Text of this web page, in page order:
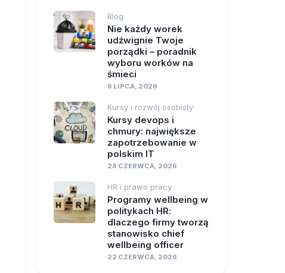
Blog
Nie każdy worek
udźwignie Twoje
porządki – poradnik
wyboru worków na
śmieci
9 LIPCA, 2026
Kursy i rozwój osobisty
Kursy devops i
chmury: największe
zapotrzebowanie w
polskim IT
28 CZERWCA, 2026
HR i prawo pracy
Programy wellbeing w
politykach HR:
dlaczego firmy tworzą
stanowisko chief
wellbeing officer
22 CZERWCA, 2026